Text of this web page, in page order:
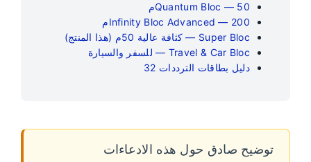
Quantum Bloc — 50م
Infinity Bloc Advanced — 200م
Super Bloc — كثافة عالية 50م (هذا المنتج)
Travel & Car Bloc — للسفر والسيارة
دليل بطاقات الترددات 32
توضيح صادق حول هذه الادعاءات